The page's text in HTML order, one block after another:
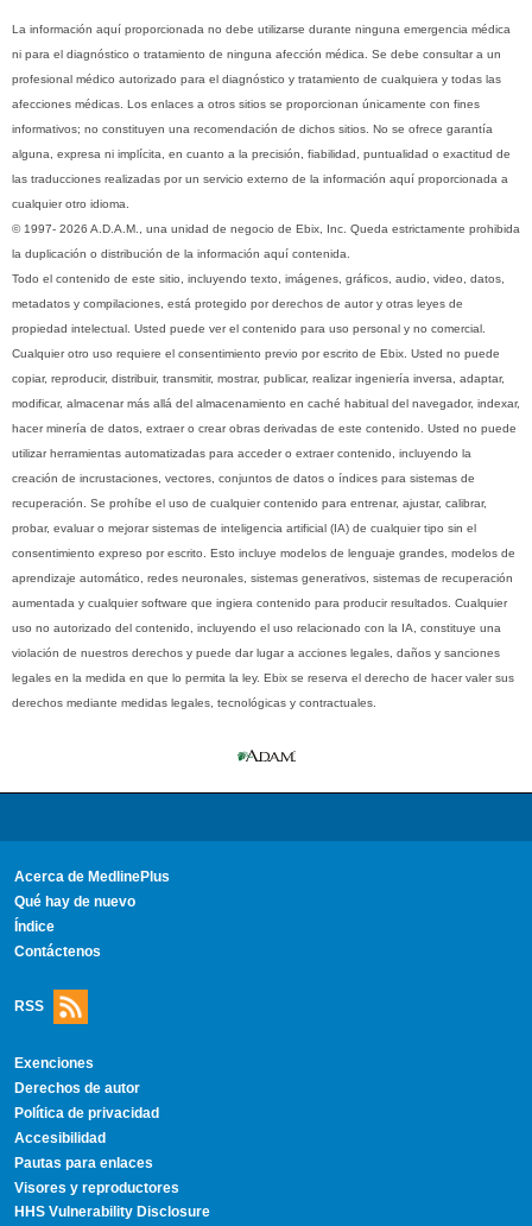
La información aquí proporcionada no debe utilizarse durante ninguna emergencia médica
ni para el diagnóstico o tratamiento de ninguna afección médica. Se debe consultar a un
profesional médico autorizado para el diagnóstico y tratamiento de cualquiera y todas las
afecciones médicas. Los enlaces a otros sitios se proporcionan únicamente con fines
informativos; no constituyen una recomendación de dichos sitios. No se ofrece garantía
alguna, expresa ni implícita, en cuanto a la precisión, fiabilidad, puntualidad o exactitud de
las traducciones realizadas por un servicio externo de la información aquí proporcionada a
cualquier otro idioma.
© 1997- 2026 A.D.A.M., una unidad de negocio de Ebix, Inc. Queda estrictamente prohibida
la duplicación o distribución de la información aquí contenida.
Todo el contenido de este sitio, incluyendo texto, imágenes, gráficos, audio, video, datos,
metadatos y compilaciones, está protegido por derechos de autor y otras leyes de
propiedad intelectual. Usted puede ver el contenido para uso personal y no comercial.
Cualquier otro uso requiere el consentimiento previo por escrito de Ebix. Usted no puede
copiar, reproducir, distribuir, transmitir, mostrar, publicar, realizar ingeniería inversa, adaptar,
modificar, almacenar más allá del almacenamiento en caché habitual del navegador, indexar,
hacer minería de datos, extraer o crear obras derivadas de este contenido. Usted no puede
utilizar herramientas automatizadas para acceder o extraer contenido, incluyendo la
creación de incrustaciones, vectores, conjuntos de datos o índices para sistemas de
recuperación. Se prohíbe el uso de cualquier contenido para entrenar, ajustar, calibrar,
probar, evaluar o mejorar sistemas de inteligencia artificial (IA) de cualquier tipo sin el
consentimiento expreso por escrito. Esto incluye modelos de lenguaje grandes, modelos de
aprendizaje automático, redes neuronales, sistemas generativos, sistemas de recuperación
aumentada y cualquier software que ingiera contenido para producir resultados. Cualquier
uso no autorizado del contenido, incluyendo el uso relacionado con la IA, constituye una
violación de nuestros derechos y puede dar lugar a acciones legales, daños y sanciones
legales en la medida en que lo permita la ley. Ebix se reserva el derecho de hacer valer sus
derechos mediante medidas legales, tecnológicas y contractuales.
Acerca de MedlinePlus
Qué hay de nuevo
Índice
Contáctenos
RSS
Exenciones
Derechos de autor
Política de privacidad
Accesibilidad
Pautas para enlaces
Visores y reproductores
HHS Vulnerability Disclosure